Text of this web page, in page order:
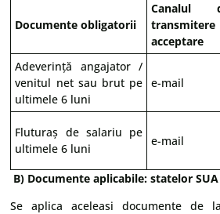
Documente obligatorii
Canalul
acceptare
Adeverință angajator /
venitul net sau brut pe
ultimele 6 luni
e-mail
Fluturaș de salariu pe
ultimele 6 luni
e-mail
B) Documente aplicabile: statelor SUA
Se aplica aceleasi documente de